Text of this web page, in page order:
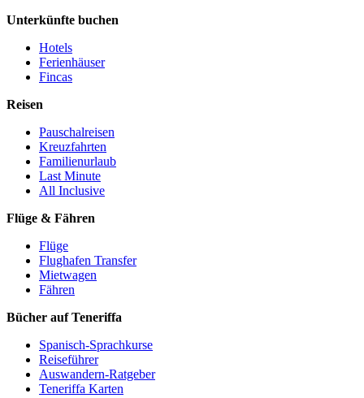
Unterkünfte buchen
Hotels
Ferienhäuser
Fincas
Reisen
Pauschalreisen
Kreuzfahrten
Familienurlaub
Last Minute
All Inclusive
Flüge & Fähren
Flüge
Flughafen Transfer
Mietwagen
Fähren
Bücher auf Teneriffa
Spanisch-Sprachkurse
Reiseführer
Auswandern-Ratgeber
Teneriffa Karten